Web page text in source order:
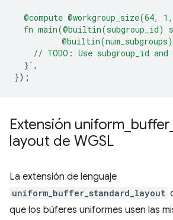
@compute @workgroup_size(64,
fn main(@builtin(subgroup_id)
// TODO: Use subgroup_id and
  }`
,
});
Extensión uniform buffer
layout de WGSL
La extensión de lenguaje
uniform_buffer_standard_layout
que los búferes uniformes usen las